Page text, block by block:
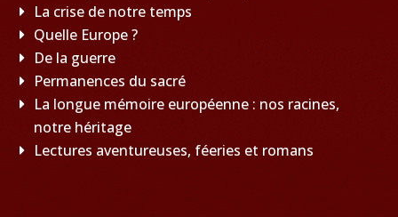
La crise de notre temps
Quelle Europe ?
De la guerre
Permanences du sacré
La longue mémoire européenne : nos racines,
notre héritage
Lectures aventureuses, féeries et romans